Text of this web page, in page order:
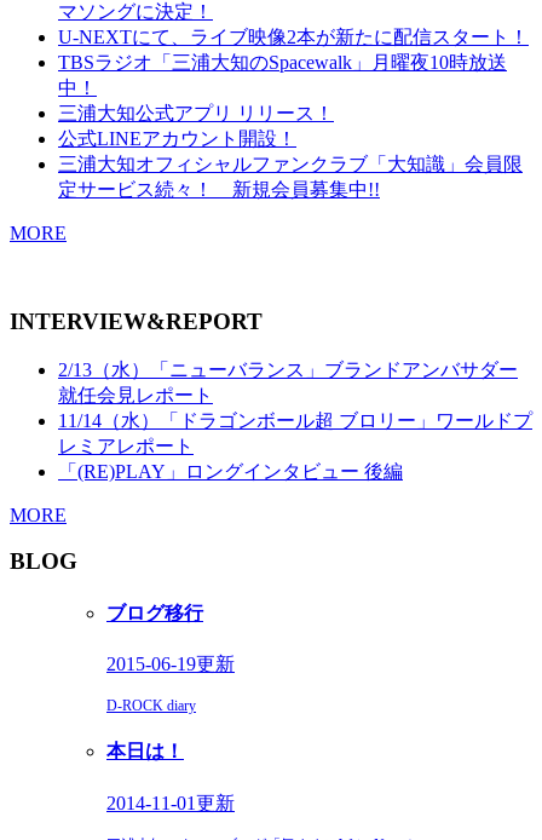
マソングに決定！
U-NEXTにて、ライブ映像2本が新たに配信スタート！
TBSラジオ「三浦大知のSpacewalk」月曜夜10時放送
中！
三浦大知公式アプリ リリース！
公式LINEアカウント開設！
三浦大知オフィシャルファンクラブ「大知識」会員限
定サービス続々！ 新規会員募集中!!
MORE
INTERVIEW&REPORT
2/13（水）「ニューバランス」ブランドアンバサダー
就任会見レポート
11/14（水）「ドラゴンボール超 ブロリー」ワールドプ
レミアレポート
「(RE)PLAY」ロングインタビュー 後編
MORE
BLOG
ブログ移行
2015-06-19更新
D-ROCK diary
本日は！
2014-11-01更新